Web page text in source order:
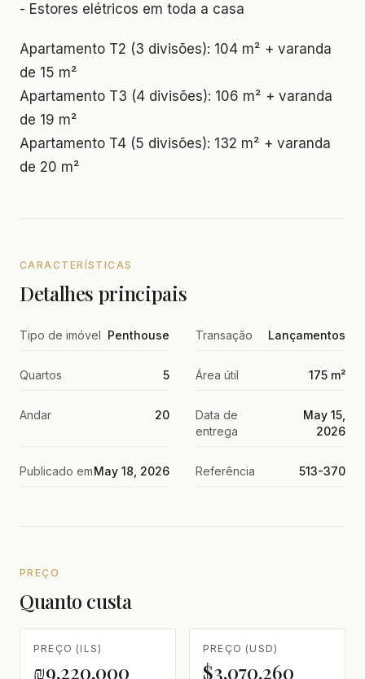
- Estores elétricos em toda a casa
Apartamento T2 (3 divisões): 104 m² + varanda
de 15 m²
Apartamento T3 (4 divisões): 106 m² + varanda
de 19 m²
Apartamento T4 (5 divisões): 132 m² + varanda
de 20 m²
CARACTERÍSTICAS
Detalhes principais
Tipo de imóvel Penthouse Transação Lançamentos
Quartos 5 Área útil 175 m²
Andar 20
Data de
entrega
May 15,
2026
Publicado emMay 18, 2026 Referência 513-370
PREÇO
Quanto custa
PREÇO (ILS)
₪9,220,000
PREÇO (USD)
$3,070,260